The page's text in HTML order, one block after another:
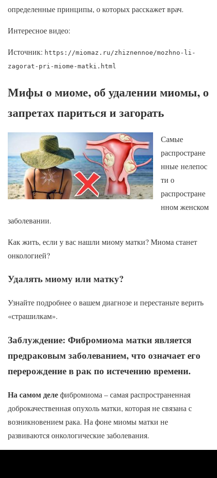
определенные принципы, о которых расскажет врач.
Интересное видео:
Источник: https://miomaz.ru/zhiznennoe/mozhno-li-
zagorat-pri-miome-matki.html
Мифы о миоме, об удалении миомы, о
запретах париться и загорать
Самые
распростране
нные нелепос
ти о
распростране
нном женском
заболевании.
Как жить, если у вас нашли миому матки? Миома станет
онкологией?
Удалять миому или матку?
Узнайте подробнее о вашем диагнозе и перестаньте верить
«страшилкам».
Заблуждение: Фибромиома матки является
предраковым заболеванием, что означает его
перерождение в рак по истечению времени.
На самом делефибромиома – самая распространенная
доброкачественная опухоль матки, которая не связана с
возникновением рака. На фоне миомы матки не
развиваются онкологические заболевания.